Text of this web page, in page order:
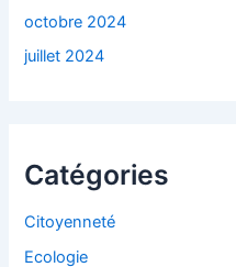
octobre 2024
juillet 2024
Catégories
Citoyenneté
Ecologie